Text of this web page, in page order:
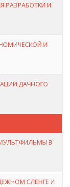
РАЗРАБОТКИ И
И
ДАЧНОГО
В
СЛЕНГЕ И